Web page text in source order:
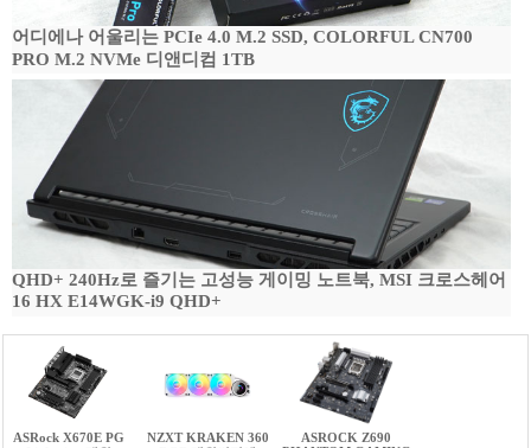
어디에나 어울리는 PCIe 4.0 M.2 SSD, COLORFUL CN700
PRO M.2 NVMe 디앤디컴 1TB
QHD+ 240Hz로 즐기는 고성능 게이밍 노트북, MSI 크로스헤어
16 HX E14WGK-i9 QHD+